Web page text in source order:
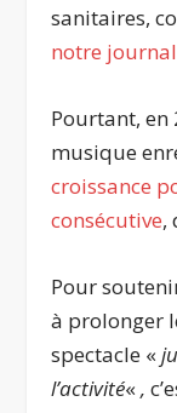
sanitaires,
notre journal
Pourtant, en
musique
croissance
consécutive,
Pour
à prolonger
spectacle «
l’activité«,